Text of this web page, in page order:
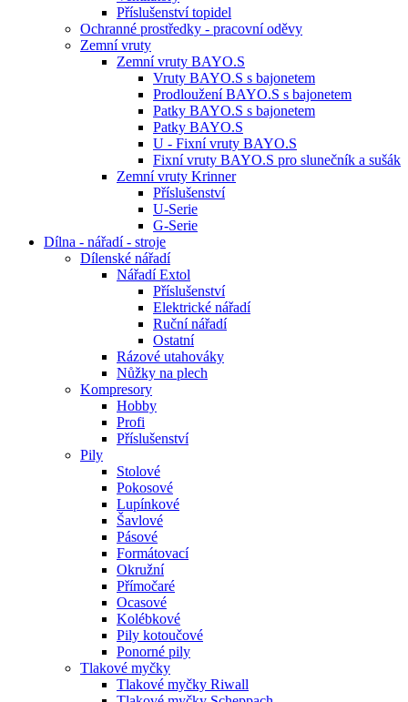
Příslušenství topidel
Ochranné prostředky - pracovní oděvy
Zemní vruty
Zemní vruty BAYO.S
Vruty BAYO.S s bajonetem
Prodloužení BAYO.S s bajonetem
Patky BAYO.S s bajonetem
Patky BAYO.S
U - Fixní vruty BAYO.S
Fixní vruty BAYO.S pro slunečník a sušák
Zemní vruty Krinner
Příslušenství
U-Serie
G-Serie
Dílna - nářadí - stroje
Dílenské nářadí
Nářadí Extol
Příslušenství
Elektrické nářadí
Ruční nářadí
Ostatní
Rázové utahováky
Nůžky na plech
Kompresory
Hobby
Profi
Příslušenství
Pily
Stolové
Pokosové
Lupínkové
Šavlové
Pásové
Formátovací
Okružní
Přímočaré
Ocasové
Kolébkové
Pily kotoučové
Ponorné pily
Tlakové myčky
Tlakové myčky Riwall